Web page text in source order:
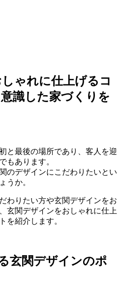
ゃれに仕上げるコ
識した家づくりを
と最後の場所であり、客人を迎
もあります。
のデザインにこだわりたいとい
うか。
わりたい方や玄関デザインをお
玄関デザインをおしゃれに仕上
を紹介します。
玄関デザインのポ